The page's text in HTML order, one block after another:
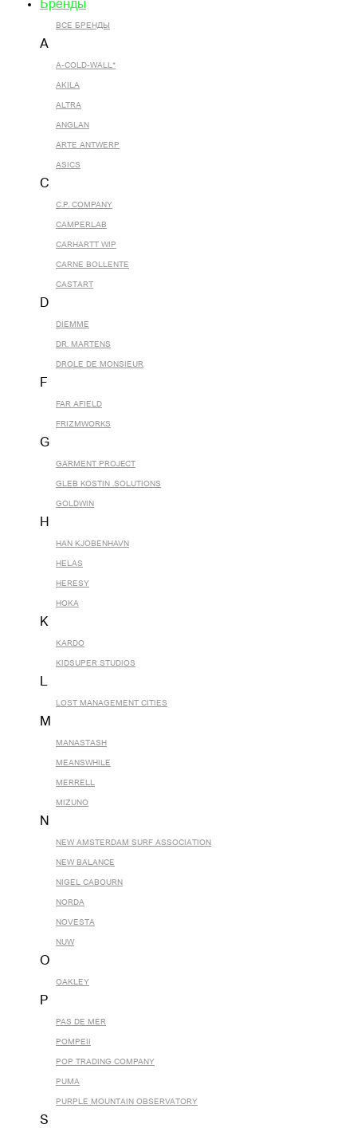
Бренды
ВСЕ БРЕНДЫ
A
A-COLD-WALL*
AKILA
ALTRA
ANGLAN
ARTE ANTWERP
ASICS
C
C.P. COMPANY
CAMPERLAB
CARHARTT WIP
CARNE BOLLENTE
CASTART
D
DIEMME
DR. MARTENS
DROLE DE MONSIEUR
F
FAR AFIELD
FRIZMWORKS
G
GARMENT PROJECT
GLEB KOSTIN .SOLUTIONS
GOLDWIN
H
HAN KJOBENHAVN
HELAS
HERESY
HOKA
K
KARDO
KIDSUPER STUDIOS
L
LOST MANAGEMENT CITIES
M
MANASTASH
MEANSWHILE
MERRELL
MIZUNO
N
NEW AMSTERDAM SURF ASSOCIATION
NEW BALANCE
NIGEL CABOURN
NORDA
NOVESTA
NUW
O
OAKLEY
P
PAS DE MER
POMPEII
POP TRADING COMPANY
PUMA
PURPLE MOUNTAIN OBSERVATORY
S